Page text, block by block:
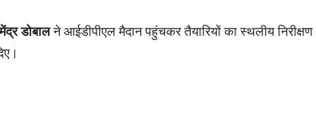
डोबालने आईडीपीएल मैदान पहुंचकर तैयारियों का स्थलीय निरीक्षण